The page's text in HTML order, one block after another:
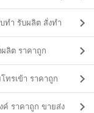
ทำ รับผลิต สั่งทำ
ลิต ราคาถูก
ทรเข้า ราคาถูก
ค์ ราคาถูก ขายส่ง